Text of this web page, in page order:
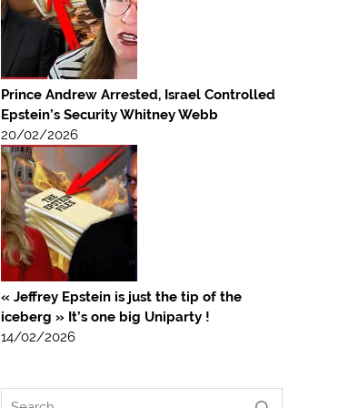
Prince Andrew Arrested, Israel Controlled
Epstein’s Security Whitney Webb
20/02/2026
« Jeffrey Epstein is just the tip of the
iceberg » It’s one big Uniparty !
14/02/2026